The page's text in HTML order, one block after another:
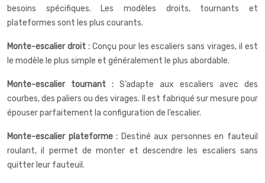
besoins spécifiques. Les modèles droits, tournants et
plateformes sont les plus courants.
Monte-escalier droit : Conçu pour les escaliers sans virages, il est
le modèle le plus simple et généralement le plus abordable.
Monte-escalier tournant : S’adapte aux escaliers avec des
courbes, des paliers ou des virages. Il est fabriqué sur mesure pour
épouser parfaitement la configuration de l’escalier.
Monte-escalier plateforme : Destiné aux personnes en fauteuil
roulant, il permet de monter et descendre les escaliers sans
quitter leur fauteuil.